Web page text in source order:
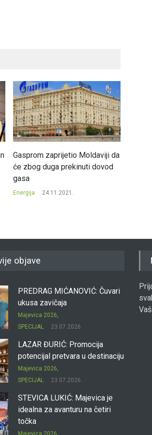
Gasprom zaprijetio Moldaviji da
će zbog duga prekinuti dovod
gasa
Energija 24.11.2021.
objave
PREDRAG MIĆANOVIĆ: Čuvari
ukusa zavičaja
Majevica 2026
SPECIJAL
23.07.2026.
LAZAR ĐURIĆ: Promocija
potencijal pretvara u destinaciju
Majevica 2026
SPECIJAL
23.07.2026.
STEVICA LUKIĆ: Majevica je
idealna za avanturu na četiri
točka
Majevica 2026